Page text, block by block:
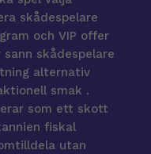
skådespelare
och VIP offer
skådespelare
alternativ
smak .
som ett skott
fiskal
utan